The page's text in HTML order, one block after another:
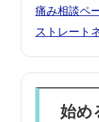
痛み相談ペ
ストレート
始め